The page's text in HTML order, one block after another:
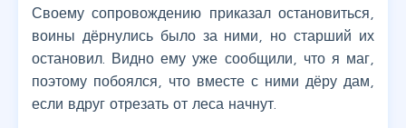
Своему сопровождению приказал остановиться,
воины дёрнулись было за ними, но старший их
остановил. Видно ему уже сообщили, что я маг,
поэтому побоялся, что вместе с ними дёру дам,
если вдруг отрезать от леса начнут.